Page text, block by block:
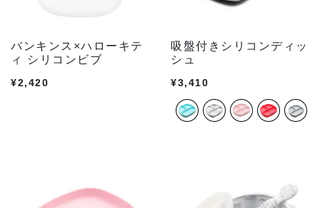
バンキンス×ハローキテ
ィ シリコンビブ
¥2,420
吸盤付きシリコンディッ
シュ
¥3,410